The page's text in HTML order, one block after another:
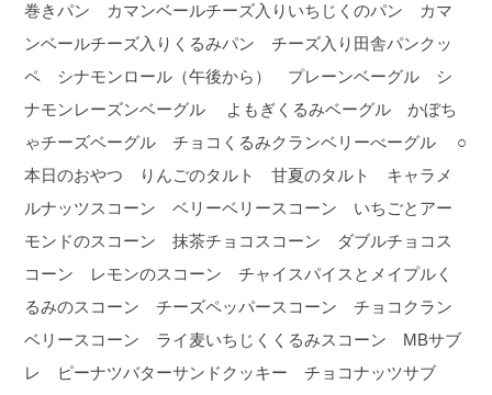
巻きパン カマンベールチーズ入りいちじくのパン カマ
ンベールチーズ入りくるみパン チーズ入り田舎パンクッ
ペ シナモンロール（午後から） プレーンベーグル シ
ナモンレーズンベーグル よもぎくるみベーグル かぼち
ゃチーズベーグル チョコくるみクランベリーべーグル ○
本日のおやつ りんごのタルト 甘夏のタルト キャラメ
ルナッツスコーン ベリーベリースコーン いちごとアー
モンドのスコーン 抹茶チョコスコーン ダブルチョコス
コーン レモンのスコーン チャイスパイスとメイプルく
るみのスコーン チーズペッパースコーン チョコクラン
ベリースコーン ライ麦いちじくくるみスコーン MBサブ
レ ピーナツバターサンドクッキー チョコナッツサブ